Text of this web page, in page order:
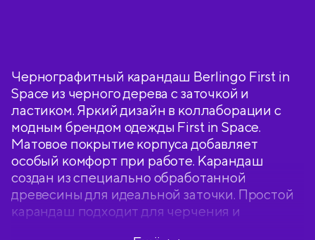
Чернографитный карандаш Berlingo First in
Space из черного дерева с заточкой и
ластиком. Яркий дизайн в коллаборации с
модным брендом одежды First in Space.
Матовое покрытие корпуса добавляет
особый комфорт при работе. Карандаш
создан из специально обработанной
древесины для идеальной заточки. Простой
карандаш подходит для черчения и